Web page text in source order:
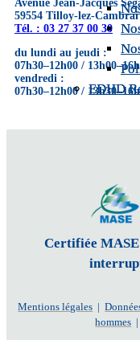
EDHD
EDHD
Avenue Jean-Jacques
59554 Tilloy-lez-Cambrai
Tél. : 03 27 37 00 30
du lundi au jeudi :
07h30–12h00 /
vendredi :
07h30–12h00 /
Certifiée
Mentions légales |
hommes